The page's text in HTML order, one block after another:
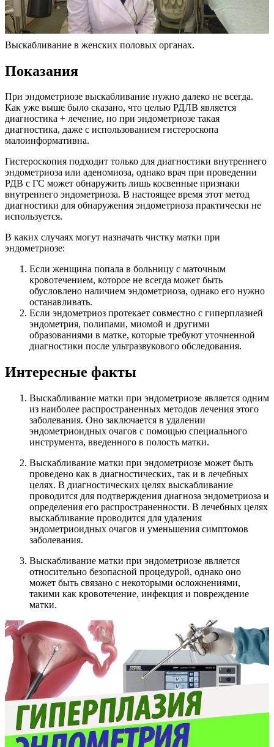
Выскабливание в женских половых органах.
Показания
При эндометриозе выскабливание нужно далеко не всегда.
Как уже выше было сказано, что целью РДЛВ является
диагностика + лечение, но при эндометриозе такая
диагностика, даже с использованием гистероскопа
малоинформативна.
Гистероскопия подходит только для диагностики внутреннего
эндометриоза или аденомиоза, однако врач при проведении
РДВ с ГС может обнаружить лишь косвенные признаки
внутреннего эндометриоза. В настоящее время этот метод
диагностики для обнаружения эндометриоза практически не
используется.
В каких случаях могут назначать чистку матки при
эндометриозе:
Если женщина попала в больницу с маточным
кровотечением, которое не всегда может быть
обусловлено наличием эндометриоза, однако его нужно
останавливать.
Если эндометриоз протекает совместно с гиперплазией
эндометрия, полипами, миомой и другими
образованиями в матке, которые требуют уточненной
диагностики после ультразвукового обследования.
Интересные факты
Выскабливание матки при эндометриозе является одним
из наиболее распространенных методов лечения этого
заболевания. Оно заключается в удалении
эндометриоидных очагов с помощью специального
инструмента, введенного в полость матки.
Выскабливание матки при эндометриозе может быть
проведено как в диагностических, так и в лечебных
целях. В диагностических целях выскабливание
проводится для подтверждения диагноза эндометриоза и
определения его распространенности. В лечебных целях
выскабливание проводится для удаления
эндометриоидных очагов и уменьшения симптомов
заболевания.
Выскабливание матки при эндометриозе является
относительно безопасной процедурой, однако оно
может быть связано с некоторыми осложнениями,
такими как кровотечение, инфекция и повреждение
матки.